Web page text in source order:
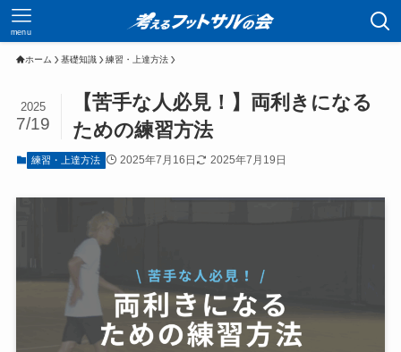
menu
ホーム 基礎知識 練習・上達方法
【苦手な人必見！】両利きになる
ための練習方法
2025
7/19
練習・上達方法 2025年7月16日 2025年7月19日